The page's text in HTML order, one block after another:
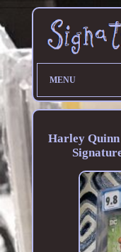
MENU
Harley Quinn